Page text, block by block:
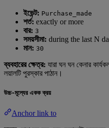
ইভেন্ট: Purchase_made
শর্ত: exactly or more
বার: 3
সময়সীমা: during the last N
মান: 30
ব্যবহারের ক্ষেত্র: যারা ঘন ঘন কেনার
লয়ালটি পুরস্কার পাঠান।
উচ্চ-মূল্যের একক ক্রয়
Anchor link to